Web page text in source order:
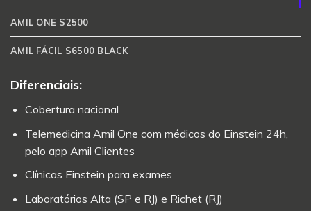
AMIL ONE S2500
AMIL FÁCIL S6500 BLACK
Diferenciais:
Cobertura nacional
Telemedicina Amil One com médicos do Einstein 24h,
pelo app Amil Clientes
Clínicas Einstein para exames
Laboratórios Alta (SP e RJ) e Richet (RJ)